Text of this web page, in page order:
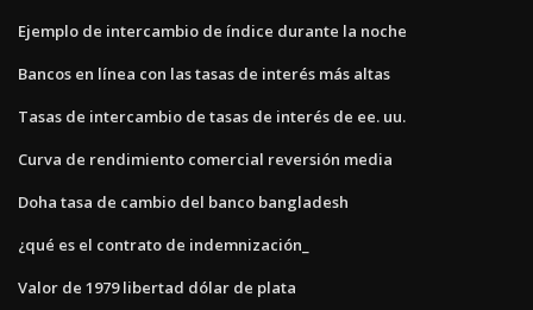
Ejemplo de intercambio de índice durante la noche
Bancos en línea con las tasas de interés más altas
Tasas de intercambio de tasas de interés de ee. uu.
Curva de rendimiento comercial reversión media
Doha tasa de cambio del banco bangladesh
¿qué es el contrato de indemnización_
Valor de 1979 libertad dólar de plata